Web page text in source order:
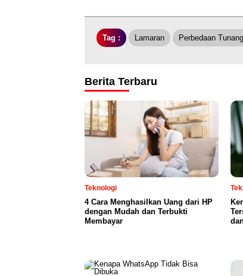
Tag : Lamaran Perbedaan
Berita Terbaru
Teknologi
4 Cara Menghasilkan Uang dari HP
dengan Mudah dan Terbukti
Membayar